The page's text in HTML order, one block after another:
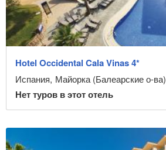
Hotel Occidental Cala Vinas 4*
Испания, Майорка (Балеарские о-ва)
Нет туров в этот отель